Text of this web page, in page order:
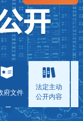
府文件
法定主动
公开内容